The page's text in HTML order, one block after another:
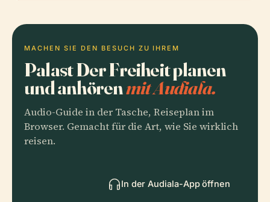
MACHEN SIE DEN BESUCH ZU IHREM
Palast Der Freiheit planen
und anhörenmit Audiala.
Audio-Guide in der Tasche, Reiseplan im
Browser. Gemacht für die Art, wie Sie wirklich
reisen.
In der Audiala-App öffnen